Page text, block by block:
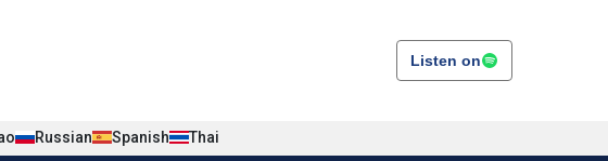
Listen on
Russian Spanish Thai